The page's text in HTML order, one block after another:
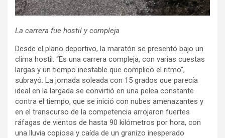
La carrera fue hostil y compleja
Desde el plano deportivo, la maratón se presentó bajo un
clima hostil. “Es una carrera compleja, con varias cuestas
largas y un tiempo inestable que complicó el ritmo”,
subrayó. La jornada soleada con 15 grados que parecía
ideal en la largada se convirtió en una pelea constante
contra el tiempo, que se inició con nubes amenazantes y
en el transcurso de la competencia arrojaron fuertes
ráfagas de vientos de hasta 90 kilómetros por hora, con
una lluvia copiosa y caída de un granizo inesperado